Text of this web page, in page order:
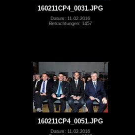
160211CP4_0031.JPG
Datum: 11.02.2016
Betrachtungen: 1457
160211CP4_0051.JPG
Datum: 11.02.2016